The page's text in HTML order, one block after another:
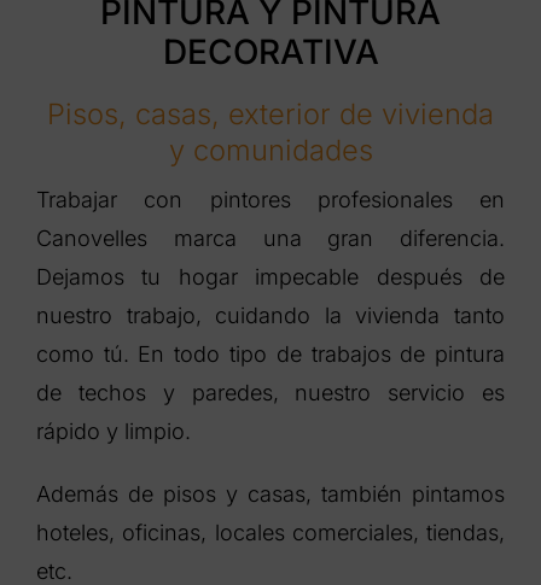
PINTURA Y PINTURA
DECORATIVA
Pisos, casas, exterior de vivienda
y comunidades
Trabajar con pintores profesionales en
Canovelles marca una gran diferencia.
Dejamos tu hogar impecable después de
nuestro trabajo, cuidando la vivienda tanto
como tú. En todo tipo de trabajos de pintura
de techos y paredes, nuestro servicio es
rápido y limpio.
Además de pisos y casas, también pintamos
hoteles, oficinas, locales comerciales, tiendas,
etc.